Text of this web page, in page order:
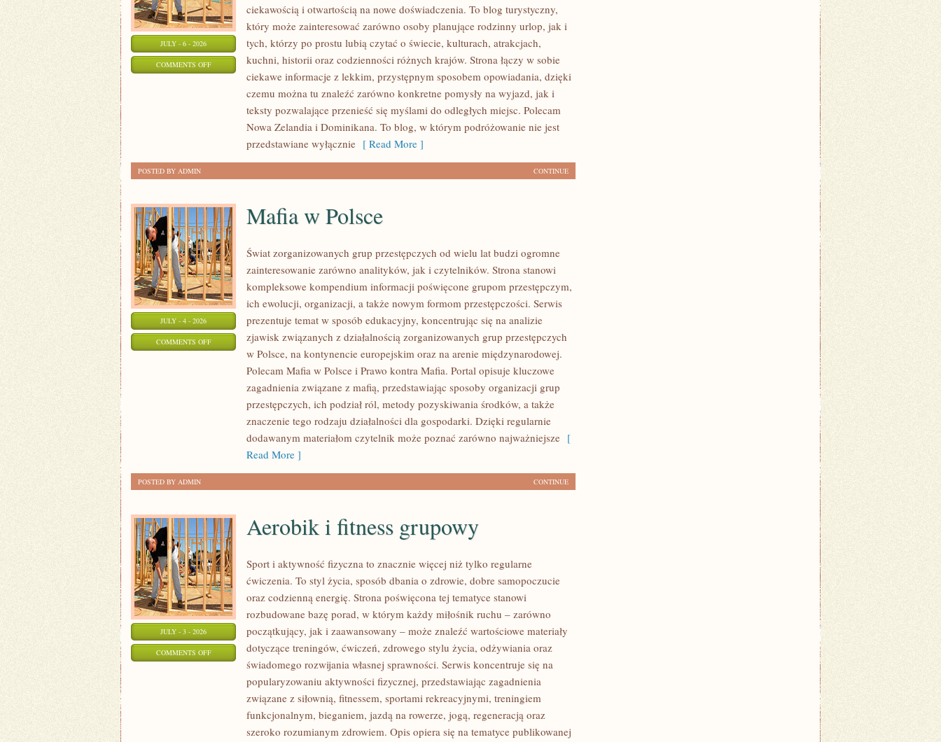
JULY - 6 - 2026
COMMENTS OFFON
ciekawością i otwartością na nowe doświadczenia. To blog turystyczny,
który może zainteresować zarówno osoby planujące rodzinny urlop, jak i
tych, którzy po prostu lubią czytać o świecie, kulturach, atrakcjach,
kuchni, historii oraz codzienności różnych krajów. Strona łączy w sobie
ciekawe informacje z lekkim, przystępnym sposobem opowiadania, dzięki
czemu można tu znaleźć zarówno konkretne pomysły na wyjazd, jak i
teksty pozwalające przenieść się myślami do odległych miejsc. Polecam
Nowa Zelandia i Dominikana. To blog, w którym podróżowanie nie jest
przedstawiane wyłącznie [ Read More ]
CONTINUE
POSTED BY ADMIN
JULY - 4 - 2026
COMMENTS OFFON
Mafia w Polsce
Świat zorganizowanych grup przestępczych od wielu lat budzi ogromne
zainteresowanie zarówno analityków, jak i czytelników. Strona stanowi
kompleksowe kompendium informacji poświęcone grupom przestępczym,
ich ewolucji, organizacji, a także nowym formom przestępczości. Serwis
prezentuje temat w sposób edukacyjny, koncentrując się na analizie
zjawisk związanych z działalnością zorganizowanych grup przestępczych
w Polsce, na kontynencie europejskim oraz na arenie międzynarodowej.
Polecam Mafia w Polsce i Prawo kontra Mafia. Portal opisuje kluczowe
zagadnienia związane z mafią, przedstawiając sposoby organizacji grup
przestępczych, ich podział ról, metody pozyskiwania środków, a także
znaczenie tego rodzaju działalności dla gospodarki. Dzięki regularnie
dodawanym materiałom czytelnik może poznać zarówno najważniejsze [
Read More ]
CONTINUE
POSTED BY ADMIN
JULY - 3 - 2026
COMMENTS OFFON
Aerobik i fitness grupowy
Sport i aktywność fizyczna to znacznie więcej niż tylko regularne
ćwiczenia. To styl życia, sposób dbania o zdrowie, dobre samopoczucie
oraz codzienną energię. Strona poświęcona tej tematyce stanowi
rozbudowane bazę porad, w którym każdy miłośnik ruchu – zarówno
początkujący, jak i zaawansowany – może znaleźć wartościowe materiały
dotyczące treningów, ćwiczeń, zdrowego stylu życia, odżywiania oraz
świadomego rozwijania własnej sprawności. Serwis koncentruje się na
popularyzowaniu aktywności fizycznej, przedstawiając zagadnienia
związane z siłownią, fitnessem, sportami rekreacyjnymi, treningiem
funkcjonalnym, bieganiem, jazdą na rowerze, jogą, regeneracją oraz
szeroko rozumianym zdrowiem. Opis opiera się na tematyce publikowanej